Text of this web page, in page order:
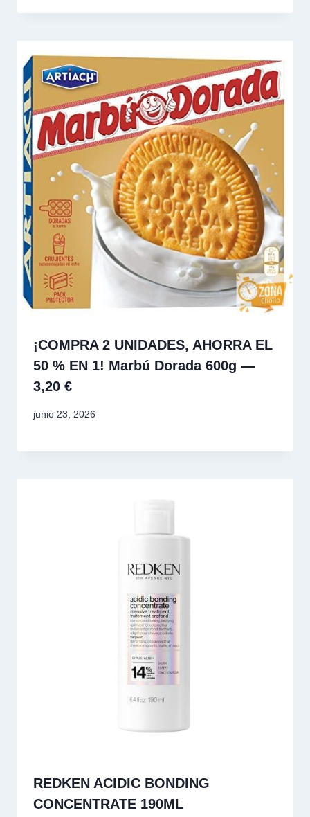
¡COMPRA 2 UNIDADES, AHORRA EL
50 % EN 1! Marbú Dorada 600g —
3,20 €
junio 23, 2026
REDKEN ACIDIC BONDING
CONCENTRATE 190ML